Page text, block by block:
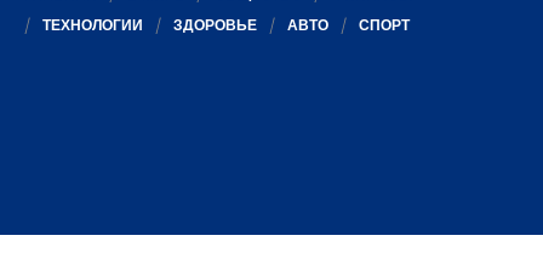
ТЕХНОЛОГИИ
ЗДОРОВЬЕ АВТО СПОРТ